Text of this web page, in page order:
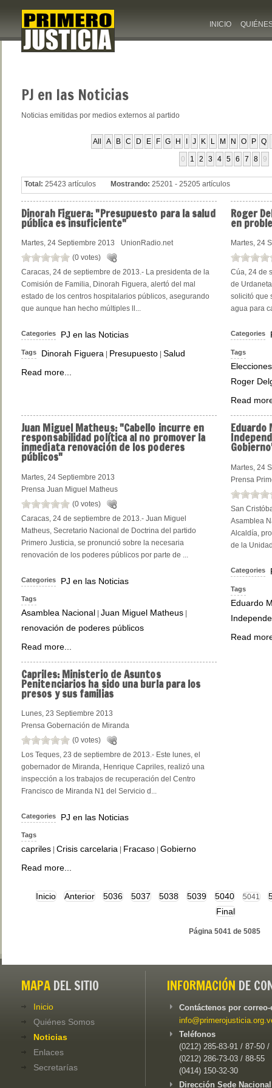
INICIO
PJ en las Noticias
Noticias emitidas por medios externos al partido
All A B C D E F G H J K L M N O P Q
0 1 2 3 4 5 6 7 8 9
Total: 25423 artículos Mostrando: 25201 - 25205 artículos
DinorahFiguera: "Presupuesto para la salud
pública es insuficiente"
Martes, 24 Septiembre 2013
UnionRadio.net
(0 votes)
Caracas, 24 de septiembre de 2013.- La presidenta de la
Comisión de Familia, Dinorah Figuera, alertó del mal
estado de los centros hospitalarios públicos, asegurando
que aunque han hecho múltiples ll...
Categories PJ en las Noticias
Tags Dinorah Figuera Presupuesto Salud
Read more...
Roger
en
Martes, 24
Cúa, 24 de
de
solicitó que
agua para
Categories
Tags
Roger
Read
Juan Miguel Matheus: "Cabello incurre en
responsabilidad política al no promover la
inmediata renovación de los poderes
públicos"
Martes, 24 Septiembre 2013
Prensa Juan Miguel Matheus
(0 votes)
Caracas, 24 de septiembre de 2013.- Juan Miguel
Matheus, Secretario Nacional de Doctrina del partido
Primero Justicia, se pronunció sobre la necesaria
renovación de los poderes públicos por parte de ...
Categories PJ en las Noticias
Tags
Asamblea Nacional | Juan Miguel Matheus |
renovación de poderes públicos
Read more...
Eduardo
Martes, 24
Prensa
San
Asamblea
Alcaldía,
de la
Categories
Tags
Eduardo
Read
Capriles:Ministerio de Asuntos
Penitenciarios ha sido una burla para los
presos y sus familias
Lunes, 23 Septiembre 2013
Prensa Gobernación de Miranda
(0 votes)
Los Teques, 23 de septiembre de 2013.- Este lunes, el
gobernador de Miranda, Henrique Capriles, realizó una
inspección a los trabajos de recuperación del Centro
Francisco de Miranda N1 del Servicio d...
Categories PJ en las Noticias
Tags
capriles Crisis carcelaria Fracaso Gobierno
Read more...
Inicio Anterior 5036 5037 5038 5039 5040 5041
Final
Página 5041 de 5085
MAPA DEL SITIO
Inicio
Quiénes Somos
Noticias
Enlaces
Secretarías
INFORMACIÓN DE
Contáctenos por
Teléfonos
(0212) 285-83-91 / 87-50 /
(0212) 286-73-03 / 88-55
(0414) 150-32-30
Dirección Sede